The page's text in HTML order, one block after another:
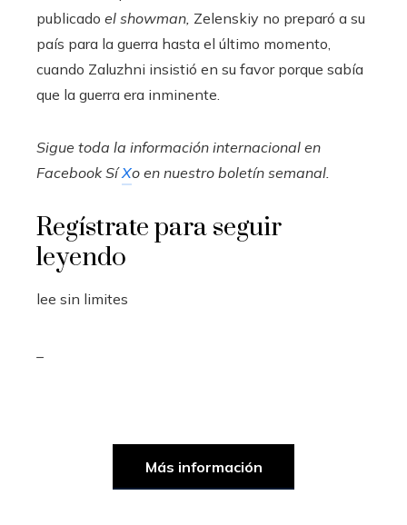
publicado el showman, Zelenskiy no preparó a su
país para la guerra hasta el último momento,
cuando Zaluzhni insistió en su favor porque sabía
que la guerra era inminente.
Sigue toda la información internacional en
FacebookSíXo en nuestro boletín semanal.
Regístrate para seguir
leyendo
lee sin limites
Más información